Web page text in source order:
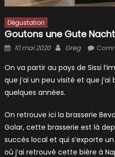
Dégustation
Goutons une Gute
Posted
10 mai 2020 Author
Greg
On va partir au pays de Sissi
que j’ai un peu visité et que
quelques années.
On retrouve ici la brasserie
Golar, cette brasserie est là
succès local et qui s’exporte
où j’ai retrouvé cette bière à